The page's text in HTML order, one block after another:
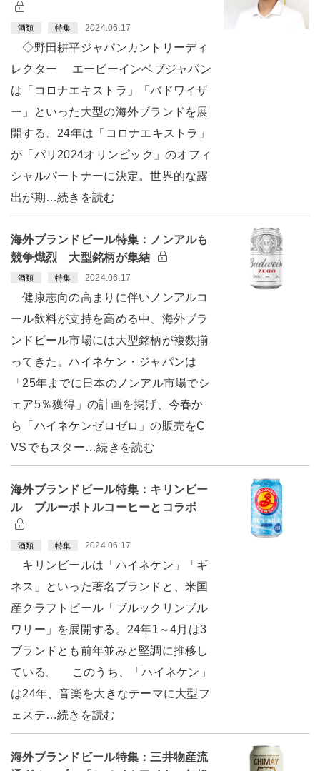
酒類 特集 2024.06.17
◇野田耕平ジャパンカントリーディ
レクター エービーインベブジャパン
は「コロナエキストラ」「バドワイザ
ー」といった大型の海外ブランドを展
開する。24年は「コロナエキストラ」
が「パリ2024オリンピック」のオフィ
シャルパートナーに決定。世界的な露
出が期…続きを読む
海外ブランドビール特集：ノンアルも
競争熾烈 大型銘柄が集結
酒類 特集 2024.06.17
健康志向の高まりに伴いノンアルコ
ール飲料が支持を高める中、海外ブラ
ンドビール市場には大型銘柄が複数揃
ってきた。ハイネケン・ジャパンは
「25年までに日本のノンアル市場でシ
ェア5％獲得」の計画を掲げ、今春か
ら「ハイネケンゼロゼロ」の販売をC
VSでもスター…続きを読む
海外ブランドビール特集：キリンビー
ル ブルーボトルコーヒーとコラボ
酒類 特集 2024.06.17
キリンビールは「ハイネケン」「ギ
ネス」といった著名ブランドと、米国
産クラフトビール「ブルックリンブル
ワリー」を展開する。24年1～4月は3
ブランドとも前年並みと堅調に推移し
ている。 このうち、「ハイネケン」
は24年、音楽を大きなテーマに大型フ
ェステ…続きを読む
海外ブランドビール特集：三井物産流